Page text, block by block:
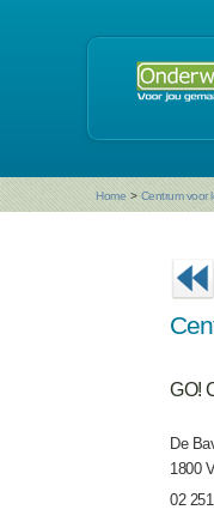
Home > Centrum voor
GO!
De
1800
02